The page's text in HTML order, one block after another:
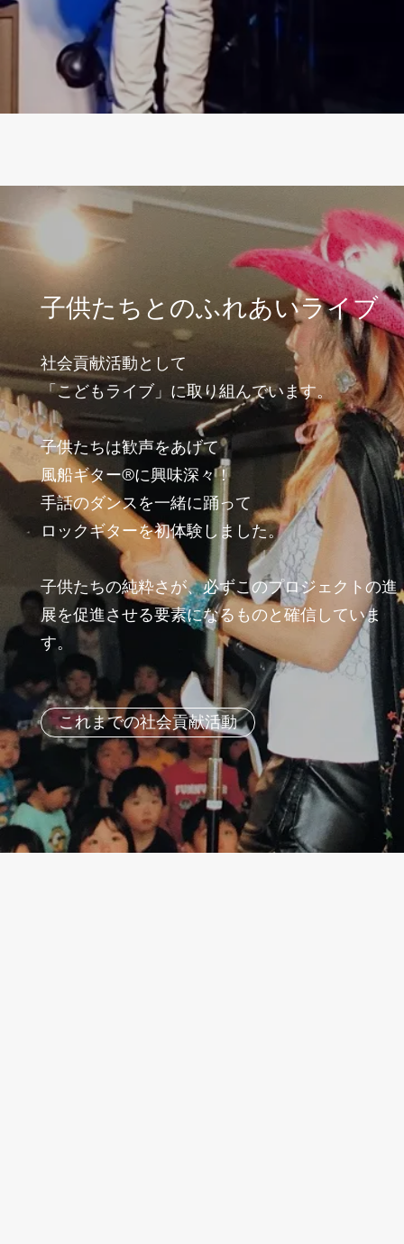
子供たちとのふれあいライブ
社会貢献活動として
「こどもライブ」に取り組んでいます。
子供たちは歓声をあげて
風船ギター®に興味深々！
手話のダンスを一緒に踊って
ロックギターを初体験しました。
子供たちの純粋さが、必ずこのプロジェクトの進
展を促進させる要素になるものと確信していま
す。
これまでの社会貢献活動